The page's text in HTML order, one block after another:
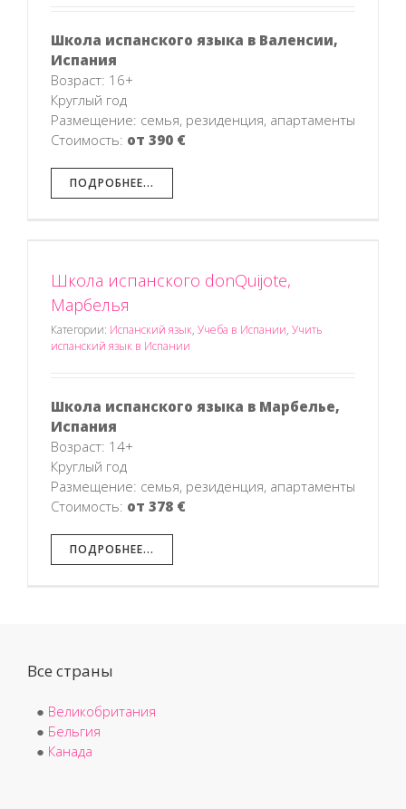
Школа испанского языка в Валенсии,
Испания
Возраст: 16+
Круглый год
Размещение: семья, резиденция, апартаменты
Стоимость: от 390 €
ПОДРОБНЕЕ...
Школа испанского donQuijote,
Марбелья
Категории: Испанский язык, Учеба в Испании, Учить
испанский язык в Испании
Школа испанского языка в Марбелье,
Испания
Возраст: 14+
Круглый год
Размещение: семья, резиденция, апартаменты
Стоимость: от 378 €
ПОДРОБНЕЕ...
Все страны
● Великобритания
● Бельгия
● Канада